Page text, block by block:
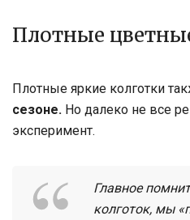
Плотные
Плотные яркие колготки
сезоне. Но далеко не все
эксперимент.
Главное
колготок, мы